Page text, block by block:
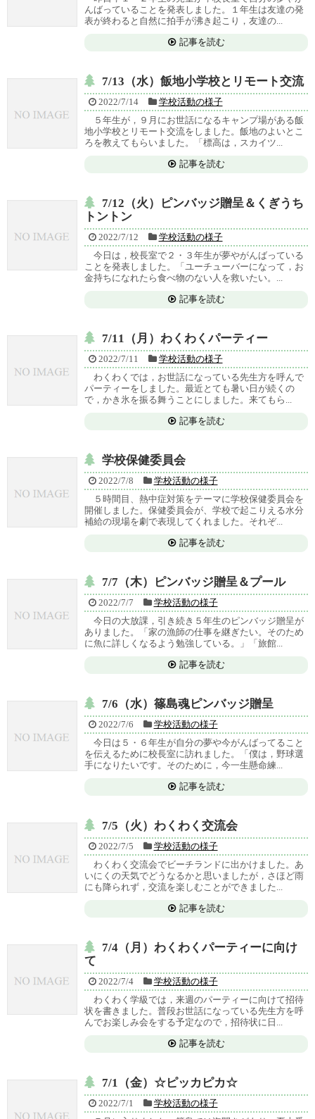
んばっていることを発表しました。１年生は友達の発
表が終わると自然に拍手が沸き起こり，友達の...
記事を読む
7/13（水）飯地小学校とリモート交流
2022/7/14
学校活動の様子
５年生が，９月にお世話になるキャンプ場がある飯
地小学校とリモート交流をしました。飯地のよいとこ
ろを教えてもらいました。「標高は，スカイツ...
記事を読む
7/12（火）ピンバッジ贈呈＆くぎうち
トントン
2022/7/12
学校活動の様子
今日は，校長室で２・３年生が夢やがんばっている
ことを発表しました。「ユーチューバーになって，お
金持ちになれたら食べ物のない人を救いたい。...
記事を読む
7/11（月）わくわくパーティー
2022/7/11
学校活動の様子
わくわくでは，お世話になっている先生方を呼んで
パーティーをしました。最近とても暑い日が続くの
で，かき氷を振る舞うことにしました。来てもら...
記事を読む
学校保健委員会
2022/7/8
学校活動の様子
５時間目、熱中症対策をテーマに学校保健委員会を
開催しました。保健委員会が、学校で起こりえる水分
補給の現場を劇で表現してくれました。それぞ...
記事を読む
7/7（木）ピンバッジ贈呈＆プール
2022/7/7
学校活動の様子
今日の大放課，引き続き５年生のピンバッジ贈呈が
ありました。「家の漁師の仕事を継ぎたい。そのため
に魚に詳しくなるよう勉強している。」「旅館...
記事を読む
7/6（水）篠島魂ピンバッジ贈呈
2022/7/6
学校活動の様子
今日は５・６年生が自分の夢や今がんばってること
を伝えるために校長室に訪れました。「僕は，野球選
手になりたいです。そのために，今一生懸命練...
記事を読む
7/5（火）わくわく交流会
2022/7/5
学校活動の様子
わくわく交流会でビーチランドに出かけました。あ
いにくの天気でどうなるかと思いましたが，さほど雨
にも降られず，交流を楽しむことができました...
記事を読む
7/4（月）わくわくパーティーに向け
て
2022/7/4
学校活動の様子
わくわく学級では，来週のパーティーに向けて招待
状を書きました。普段お世話になっている先生方を呼
んでお楽しみ会をする予定なので，招待状に日...
記事を読む
7/1（金）☆ピッカピカ☆
2022/7/1
学校活動の様子